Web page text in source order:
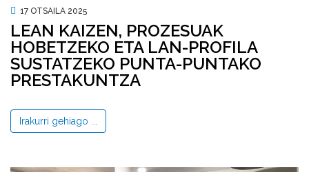
17 OTSAILA 2025
LEAN KAIZEN, PROZESUAK
HOBETZEKO ETA LAN-PROFILA
SUSTATZEKO PUNTA-PUNTAKO
PRESTAKUNTZA
Irakurri gehiago ...